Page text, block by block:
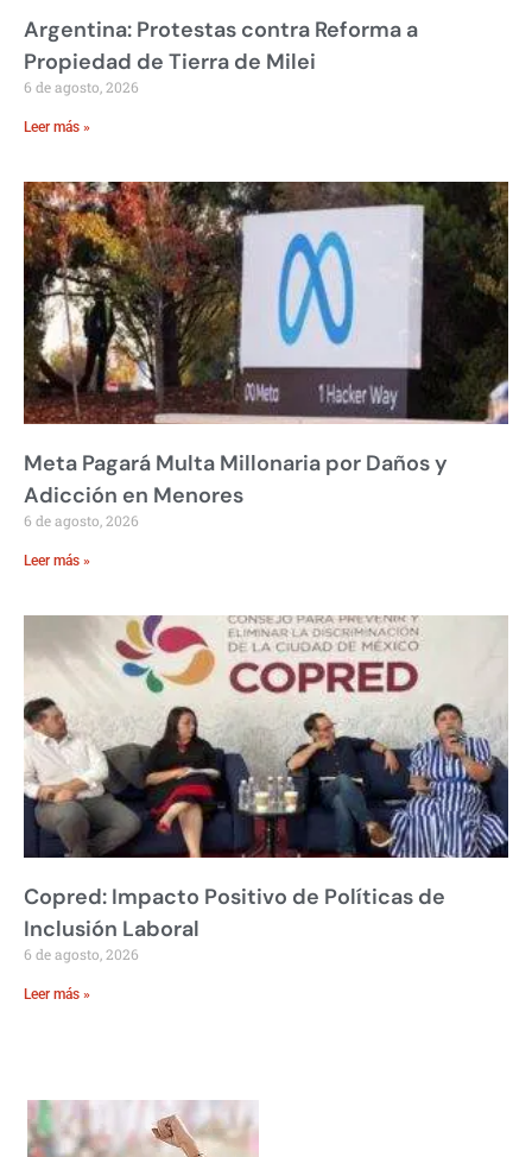
Argentina: Protestas contra Reforma a
Propiedad de Tierra de Milei
6 de agosto, 2026
Leer más »
Meta Pagará Multa Millonaria por Daños y
Adicción en Menores
6 de agosto, 2026
Leer más »
Copred: Impacto Positivo de Políticas de
Inclusión Laboral
6 de agosto, 2026
Leer más »